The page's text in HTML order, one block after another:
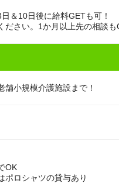
＆10日後に給料GETも可！
ださい。1か月以上先の相談も
舗小規模介護施設まで！
OK
ロシャツの貸与あり